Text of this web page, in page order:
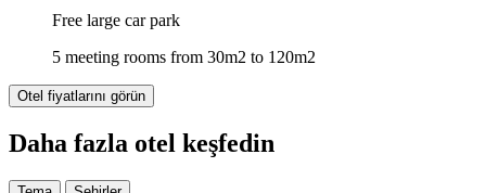
Free large car park
5 meeting rooms from 30m2 to 120m2
Otel fiyatlarını görün
Daha fazla otel keşfedin